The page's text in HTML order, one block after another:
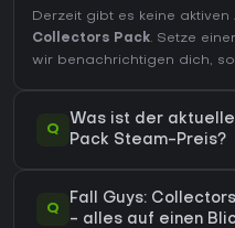
Derzeit gibt es keine
Collectors Pack. Setze
wir benachrichtigen dich,
Q
Was ist der
Pack Steam-Preis?
Q
Fall Guys:
- alles auf einen